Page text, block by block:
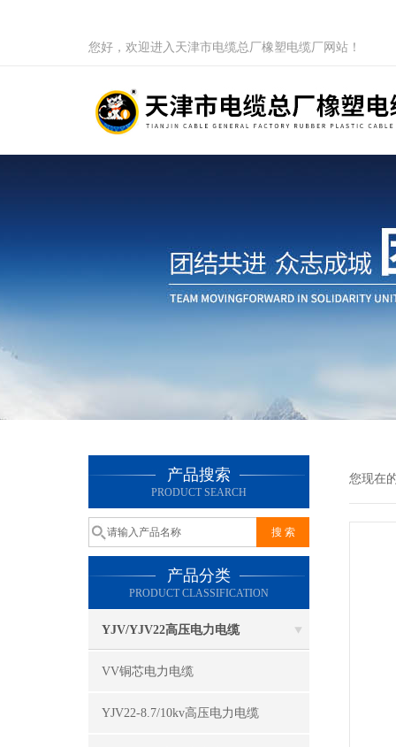
您好，欢迎进入天津市电缆总厂橡塑电缆厂网站！
产品搜索
PRODUCT SEARCH
产品分类
PRODUCT CLASSIFICATION
YJV/YJV22高压电力电缆
VV铜芯电力电缆
YJV22-8.7/10kv高压电力电缆
您现在